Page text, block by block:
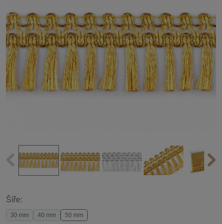
Šíře:
30 mm 40 mm 50 mm